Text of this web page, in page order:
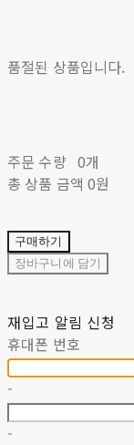
품절된 상품입니다.
주문 수량 0개
총 상품 금액 0원
구매하기
장바구니에 담기
재입고 알림 신청
휴대폰 번호
-
-